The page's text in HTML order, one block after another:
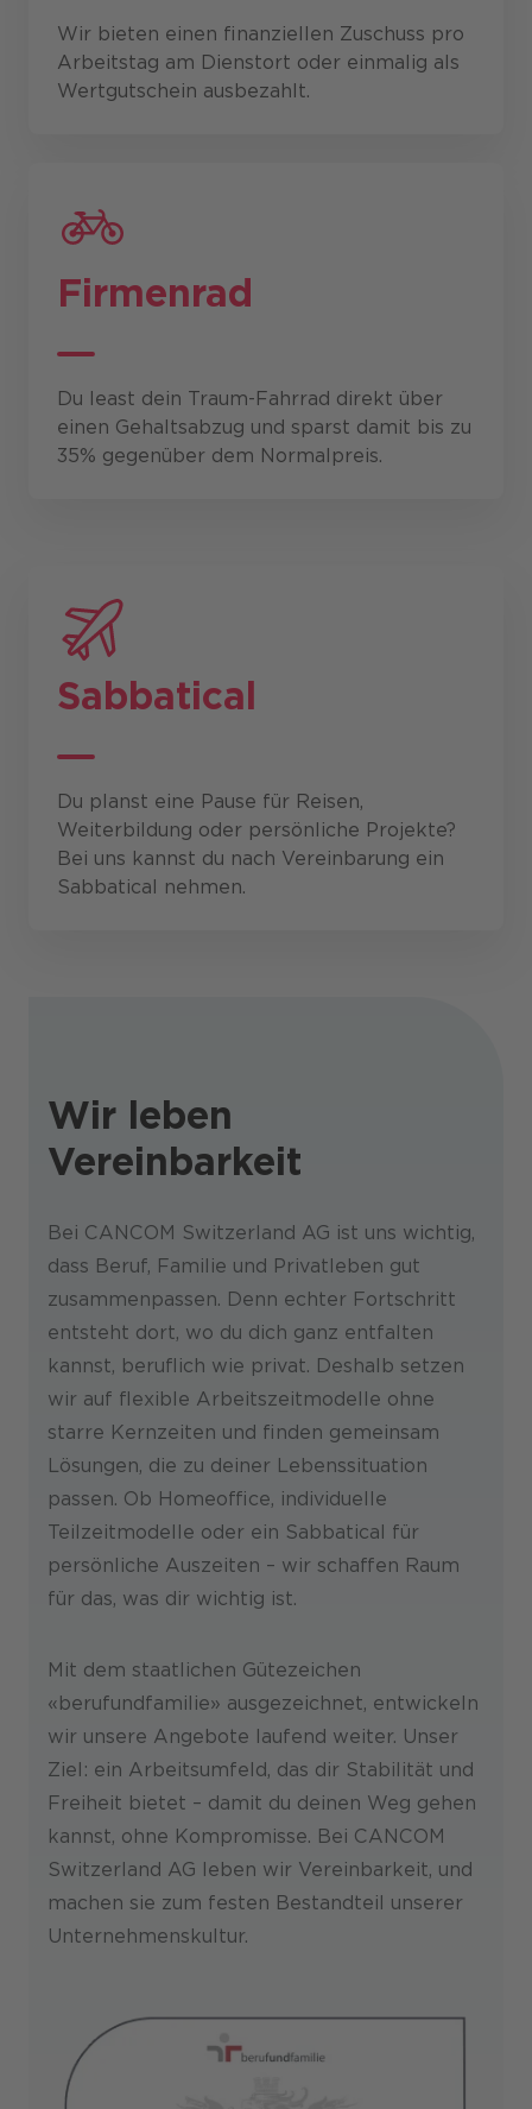
Wir bieten einen finanziellen Zuschuss pro
Arbeitstag am Dienstort oder einmalig als
Wertgutschein ausbezahlt.
Firmenrad
Du least dein Traum-Fahrrad direkt über
einen Gehaltsabzug und sparst damit bis zu
35% gegenüber dem Normalpreis.
Sabbatical
Du planst eine Pause für Reisen,
Weiterbildung oder persönliche Projekte?
Bei uns kannst du nach Vereinbarung ein
Sabbatical nehmen.
Wir leben
Vereinbarkeit
Bei CANCOM Switzerland AG ist uns wichtig,
dass Beruf, Familie und Privatleben gut
zusammenpassen. Denn echter Fortschritt
entsteht dort, wo du dich ganz entfalten
kannst, beruflich wie privat. Deshalb setzen
wir auf flexible Arbeitszeitmodelle ohne
starre Kernzeiten und finden gemeinsam
Lösungen, die zu deiner Lebenssituation
passen. Ob Homeoffice, individuelle
Teilzeitmodelle oder ein Sabbatical für
persönliche Auszeiten – wir schaffen Raum
für das, was dir wichtig ist.
Mit dem staatlichen Gütezeichen
«berufundfamilie» ausgezeichnet, entwickeln
wir unsere Angebote laufend weiter. Unser
Ziel: ein Arbeitsumfeld, das dir Stabilität und
Freiheit bietet – damit du deinen Weg gehen
kannst, ohne Kompromisse. Bei CANCOM
Switzerland AG leben wir Vereinbarkeit, und
machen sie zum festen Bestandteil unserer
Unternehmenskultur.